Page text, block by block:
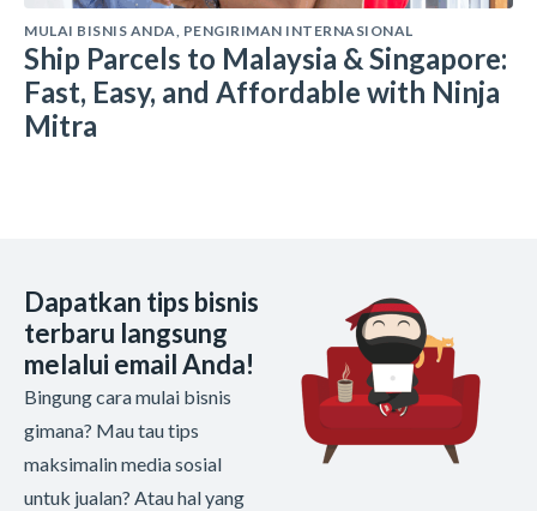
MULAI BISNIS ANDA, PENGIRIMAN INTERNASIONAL
Ship Parcels to Malaysia & Singapore:
Fast, Easy, and Affordable with Ninja
Mitra
Dapatkan tips bisnis
terbaru langsung
melalui email Anda!
Bingung cara mulai bisnis
gimana? Mau tau tips
maksimalin media sosial
untuk jualan? Atau hal yang